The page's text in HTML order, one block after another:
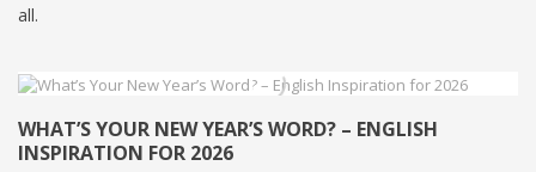
all.
WHAT’S YOUR NEW YEAR’S WORD? – ENGLISH
INSPIRATION FOR 2026